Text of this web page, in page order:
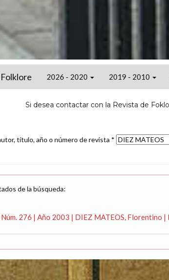
2026 - 2020 2019 - 2010
Si desea contactar con la Revista de
título, año o número de revista *
de la búsqueda:
Núm. 276 | Año 2003 | DIEZ MATEOS, Florentino